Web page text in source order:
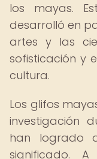
los mayas.
desarrolló en
artes y las
sofisticación y
cultura.
Los glifos
investigación
han logrado
significado.